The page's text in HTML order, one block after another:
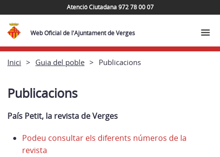
Atenció Ciutadana 972 78 00 07
Web Oficial de l'Ajuntament de Verges
Inici Guia del poble Publicacions
Publicacions
País Petit, la revista de Verges
Podeu consultar els diferents números de la
revista